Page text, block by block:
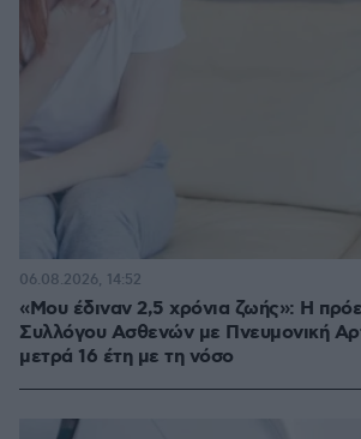
«Μου έδιναν 2,5 χρόνια ζωής»: Η
Συλλόγου Ασθενών με Πνευμονική
μετρά 16 έτη με τη νόσο
06.08.2026, 14:52